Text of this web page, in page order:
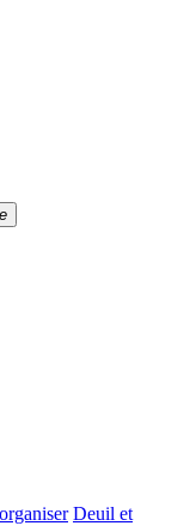
Deuil et